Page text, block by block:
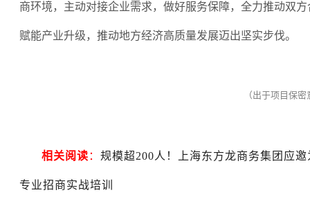
商环境，主动对接企业需求，做好服务保障，全力推动双
赋能产业升级，推动地方经济高质量发展迈出坚实步伐。
（出于项目保
相关阅读 ： 规模超200人！上海东方龙商务集团应
专业招商实战培训